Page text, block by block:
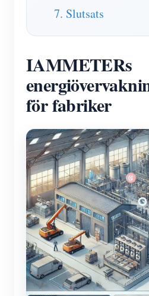
7. Slutsats
IAMMETERs
för fabriker